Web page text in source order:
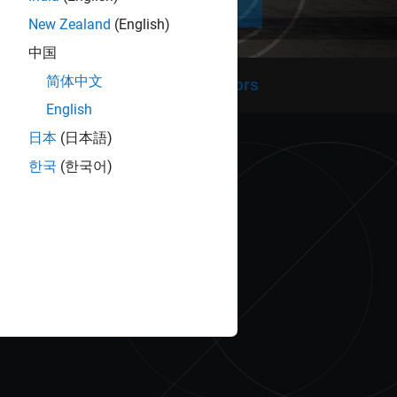
MATLAB Student Ambassadors
y Simulink.
comunidad usuaria. Y formará
New Zealand (English)
中国
简体中文
English
日本 (日本語)
한국 (한국어)